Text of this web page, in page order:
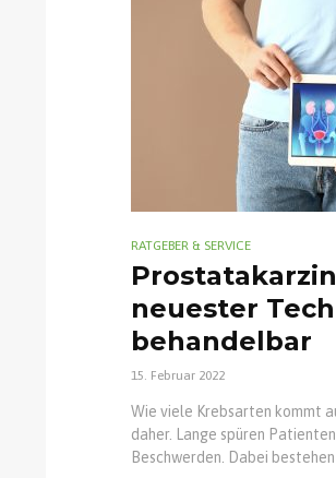
RATGEBER & SERVICE
neuester
behandelbar
15. Februar 2022
Wie viele Krebsarten kommt
daher. Lange spüren
Beschwerden. Dabei bestehen